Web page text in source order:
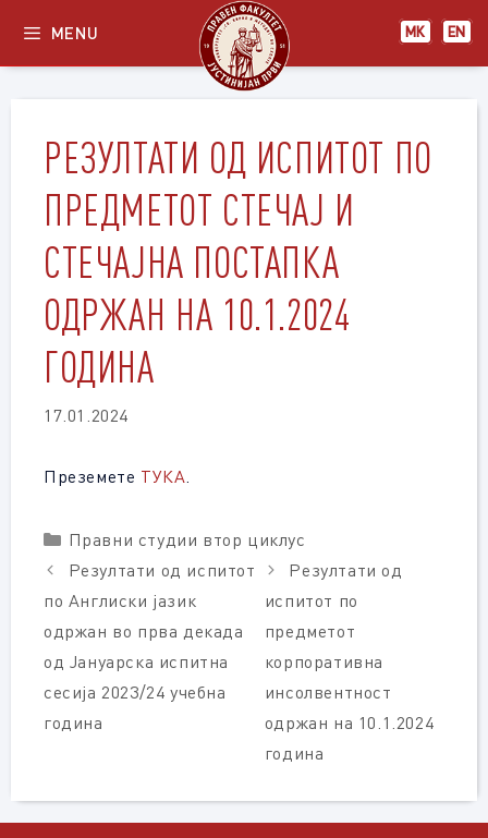
content
МК EN
MENU
РЕЗУЛТАТИ ОД ИСПИТОТ ПО
ПРЕДМЕТОТ СТЕЧАЈ И
СТЕЧАЈНА ПОСТАПКА
ОДРЖАН НА 10.1.2024
ГОДИНА
17.01.2024
Преземете ТУКА.
Categories
Правни студии втор циклус
Резултати од испитот
по Англиски јазик
одржан во прва декада
од Јануарска испитна
сесија 2023/24 учебна
година
Резултати од
испитот по
предметот
корпоративна
инсолвентност
одржан на 10.1.2024
година